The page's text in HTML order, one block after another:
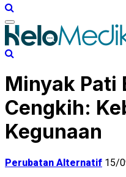
Minyak Pati
Cengkih:
Kegunaan
Perubatan Alternatif 15/